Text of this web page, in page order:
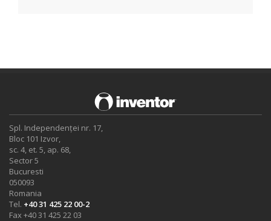
Spl. Independenței nr. 17,
Bloc 101 Izvor,
sc. 4, et. 5, ap. 68,
Sector 5
Bucuresti
050093
Romania
Tel. +40 31 425 22 00-2
Fax +40 31 425 22 03